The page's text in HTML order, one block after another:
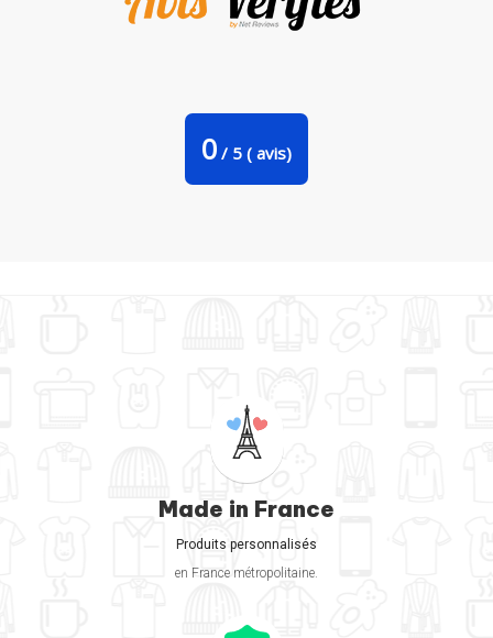
0 / 5 ( avis)
Made in France
Produits personnalisés
en France métropolitaine.